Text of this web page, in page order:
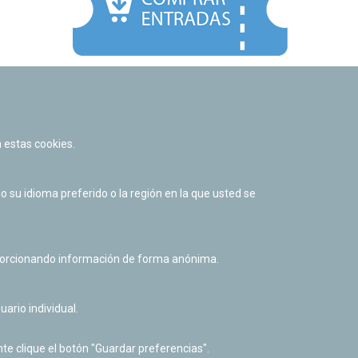
Política de cookies
Derecho de acceso a información pública
cookies.
su idioma preferido o la región en la que usted se
información de forma anónima.
individual.
clique el botón "Guardar preferencias".